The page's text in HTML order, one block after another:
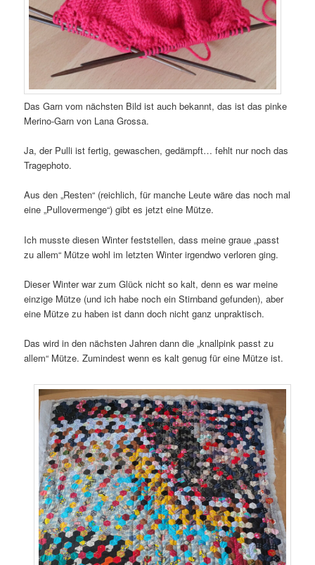
Das Garn vom nächsten Bild ist auch bekannt, das ist das pinke
Merino-Garn von Lana Grossa.
Ja, der Pulli ist fertig, gewaschen, gedämpft… fehlt nur noch das
Tragephoto.
Aus den „Resten“ (reichlich, für manche Leute wäre das noch mal
eine „Pullovermenge“) gibt es jetzt eine Mütze.
Ich musste diesen Winter feststellen, dass meine graue „passt
zu allem“ Mütze wohl im letzten Winter irgendwo verloren ging.
Dieser Winter war zum Glück nicht so kalt, denn es war meine
einzige Mütze (und ich habe noch ein Stirnband gefunden), aber
eine Mütze zu haben ist dann doch nicht ganz unpraktisch.
Das wird in den nächsten Jahren dann die „knallpink passt zu
allem“ Mütze. Zumindest wenn es kalt genug für eine Mütze ist.